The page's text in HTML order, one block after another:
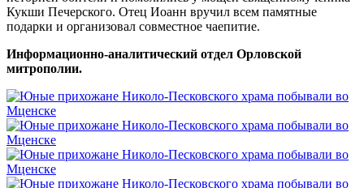
Кукши Печерского. Отец Иоанн вручил всем памятные
подарки и организовал совместное чаепитие.
Информационно-аналитический отдел Орловской
митрополии.